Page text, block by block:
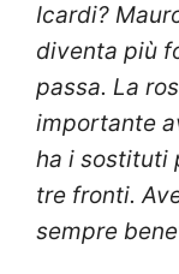
Icardi?
diventa più
passa. La
importante
ha i sostituti
tre fronti.
sempre